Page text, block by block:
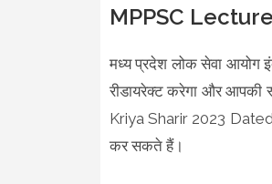
MPPSC
मध्य प्रदेश लोक सेवा आयोग
रीडायरेक्ट करेगा और
Kriya Sharir 2023
कर सकते हैं।